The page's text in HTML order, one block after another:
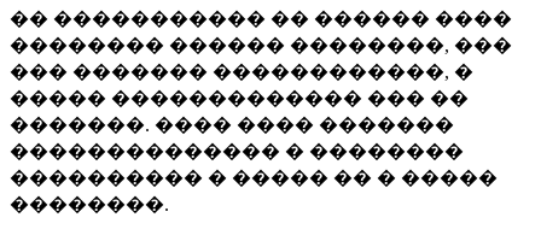
�� ����������� �� ������ ����
�������� ������ ��������, ���
��� ������� ������������, �
����� ������������� ��� ��
�������. ���� ���� �������
�������������� � ��������
���������� � ����� �� � �����
��������.